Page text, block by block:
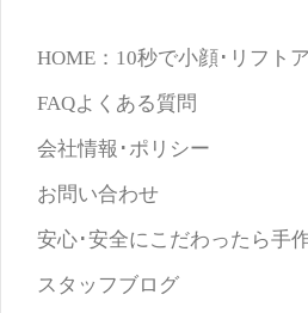
HOME：10秒で小顔･リフト
FAQよくある質問
会社情報･ポリシー
お問い合わせ
安心･安全にこだわったら手
スタッフブログ